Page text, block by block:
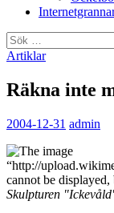
Sök
efter:
Artiklar
Räkna inte
2004-12-31 admin
Skulpturen